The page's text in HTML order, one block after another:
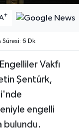
+
Süresi: 6 Dk
Vakfı
Şentürk,
engelli
bulundu.